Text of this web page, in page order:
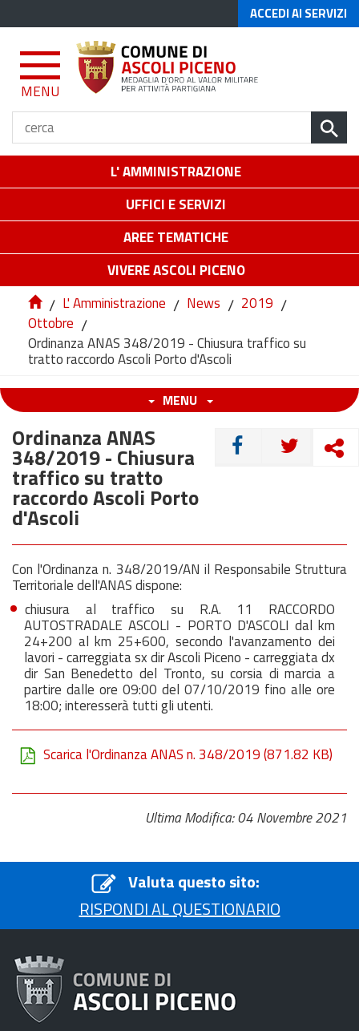
ACCEDI AI SERVIZI
MENU
L' AMMINISTRAZIONE
UFFICI E SERVIZI
AREE TEMATICHE
VIVERE ASCOLI PICENO
/ L' Amministrazione / News / 2019 /
Ottobre /
Ordinanza ANAS 348/2019 - Chiusura traffico su
tratto raccordo Ascoli Porto d'Ascoli
MENU
CONDIVIDI
Ordinanza ANAS
348/2019 - Chiusura
traffico su tratto
raccordo Ascoli Porto
d'Ascoli
Con l'Ordinanza n. 348/2019/AN il Responsabile Struttura
Territoriale dell'ANAS dispone:
chiusura al traffico su R.A. 11 RACCORDO
AUTOSTRADALE ASCOLI - PORTO D'ASCOLI dal km
24+200 al km 25+600, secondo l'avanzamento dei
lavori - carreggiata sx dir Ascoli Piceno - carreggiata dx
dir San Benedetto del Tronto, su corsia di marcia a
partire dalle ore 09:00 del 07/10/2019 fino alle ore
18:00; interesserà tutti gli utenti.
Scarica l'Ordinanza ANAS n. 348/2019(871.82 KB)
Ultima Modifica: 04 Novembre 2021
Valuta questo sito:
RISPONDI AL QUESTIONARIO